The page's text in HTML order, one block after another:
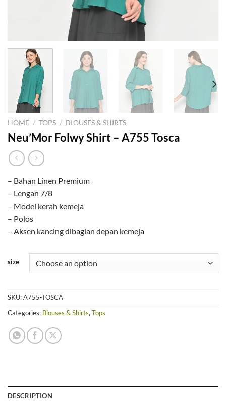
HOME / TOPS / BLOUSES & SHIRTS
Neu’Mor Folwy Shirt – A755 Tosca
– Bahan Linen Premium
– Lengan 7/8
– Model kerah kemeja
– Polos
– Aksen kancing dibagian depan kemeja
size
SKU:A755-TOSCA
Categories: Blouses & Shirts, Tops
DESCRIPTION